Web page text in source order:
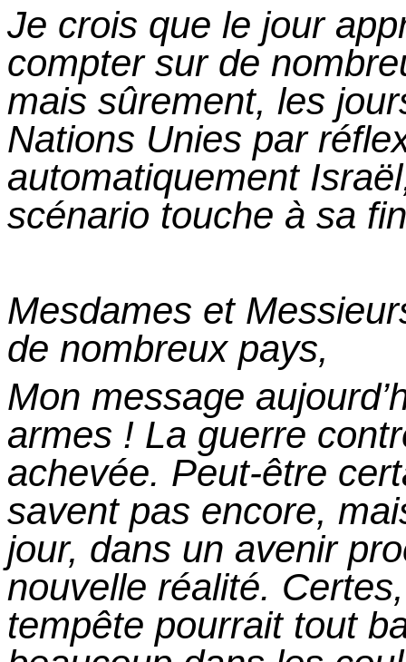
Je crois que le jour
compter sur de
mais sûrement, les
Nations Unies par
automatiquement
scénario touche à sa
Mesdames et
de nombreux pays,
Mon message
armes ! La guerre
achevée. Peut-être
savent pas encore,
jour, dans un avenir
nouvelle réalité.
tempête pourrait tout